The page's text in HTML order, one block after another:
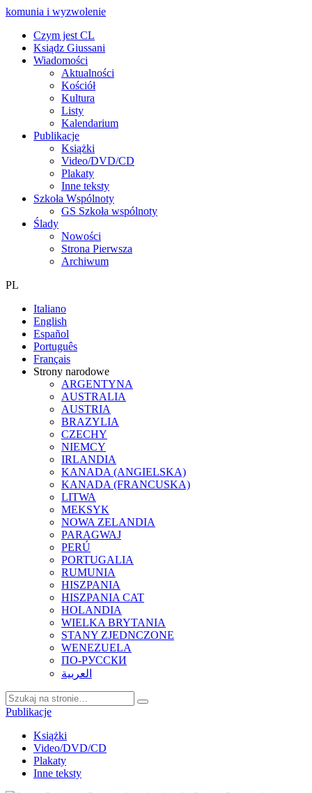
komunia i wyzwolenie
Czym jest CL
Ksiądz Giussani
Wiadomości
Aktualności
Kościół
Kultura
Listy
Kalendarium
Publikacje
Książki
Video/DVD/CD
Plakaty
Inne teksty
Szkoła Wspólnoty
GS Szkoła wspólnoty
Ślady
Nowości
Strona Pierwsza
Archiwum
PL
Italiano
English
Español
Português
Français
Strony narodowe
ARGENTYNA
AUSTRALIA
AUSTRIA
BRAZYLIA
CZECHY
NIEMCY
IRLANDIA
KANADA (ANGIELSKA)
KANADA (FRANCUSKA)
LITWA
MEKSYK
NOWA ZELANDIA
PARAGWAJ
PERÚ
PORTUGALIA
RUMUNIA
HISZPANIA
HISZPANIA CAT
HOLANDIA
WIELKA BRYTANIA
STANY ZJEDNCZONE
WENEZUELA
ПО-РУССКИ
العربية
Publikacje
Książki
Video/DVD/CD
Plakaty
Inne teksty